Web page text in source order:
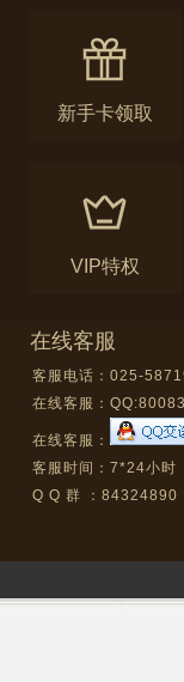
新手卡领取
VIP特权
在线客服
客服电话：025-
在线客服：
在线客服：
客服时间：7*24小时
Q Q 群 ：84324890